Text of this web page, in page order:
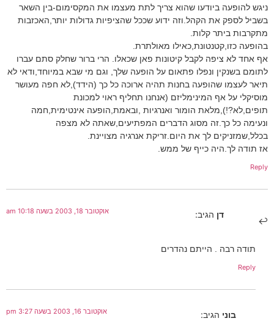
ניגש להופעה ביודעו שהוא צריך לתת מעצמו את המקסימום-בין השאר
בשביל לספק את הקהל.וזה ידוע שככל שהציפיות גדולות יותר,האכזבות
מתקרבות ביתר קלות.
בהופעה כזו,קטנטונת,כאילו מאולתרת.
אף אחד לא ציפה לקבל קיטונות פאן שכאלו. הרי ברור שחלק סתם עברו
לתומם בשנקין ונפלו פתאום על הופעה שלך, וגם מי שבא במיוחד,ודאי לא
תיאר לעצמו שהופעה בחנות תהיה ארוכה כל כך (הידד),לא חפה מעושר
מוסיקלי על אף המינימליזם (אנחנו תחליף ראוי למכונת
תופים,לא?!),מלאת הומור ואנרגיות ,ובאמת,הופעה אינטימית,חמה
ונעימה כל כך.זה מסוג הדברים המפתיעים,שאתה לא מצפה
בכלל,שמזניקים לך את היום.זריקת אנרגיה מצויינת.
אז תודה לך.היה כייף של ממש.
Reply
דן הגיב: אוקטובר 18, 2003 בשעה 10:18 am
תודה רבה . הייתם נהדרים
Reply
בוני הגיב: אוקטובר 16, 2003 בשעה 3:27 pm